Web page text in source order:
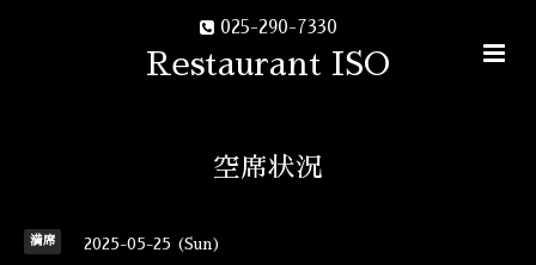
025-290-7330
Restaurant ISO
空席状況
満席 2025-05-25 (Sun)